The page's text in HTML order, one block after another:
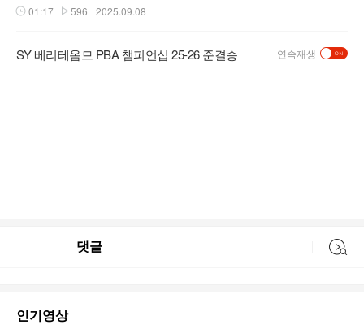
01:17 596 2025.09.08
SY 베리테옴므 PBA 챔피언십 25-26 준결승 연속재생
댓글
인기영상